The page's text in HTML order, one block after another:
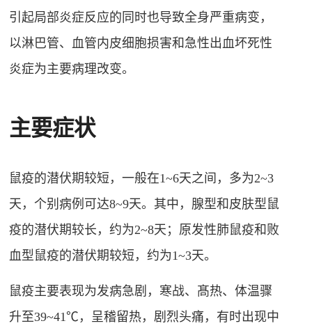
引起局部炎症反应的同时也导致全身严重病变，
以淋巴管、血管内皮细胞损害和急性出血坏死性
炎症为主要病理改变。
主要症状
鼠疫的潜伏期较短，一般在1~6天之间，多为2~3
天，个别病例可达8~9天。其中，腺型和皮肤型鼠
疫的潜伏期较长，约为2~8天；原发性肺鼠疫和败
血型鼠疫的潜伏期较短，约为1~3天。
鼠疫主要表现为发病急剧，寒战、髙热、体温骤
升至39~41℃，呈稽留热，剧烈头痛，有时出现中